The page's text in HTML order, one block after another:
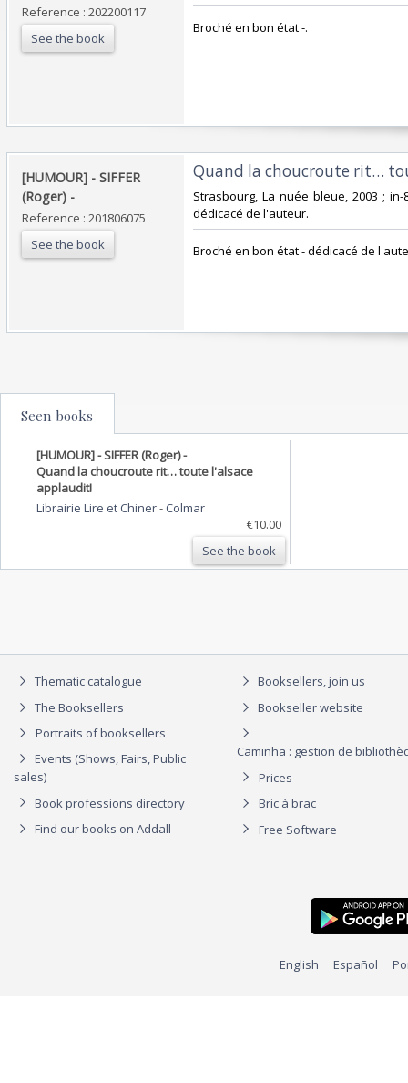
Reference : 202200117
See the book
‎Broché en bon état -.‎
‎[HUMOUR] - SIFFER
(Roger) - ‎
Reference : 201806075
See the book
‎Quand la choucroute rit…
‎Strasbourg, La nuée bleue, 2003 ;
dédicacé de l'auteur.‎
‎Broché en bon état - dédicacé de
Seen books
[HUMOUR] - SIFFER (Roger) -
Quand la choucroute rit… toute l'alsace
applaudit!
Librairie Lire et Chiner- Colmar
€10.00
See the book
Thematic catalogue
The Booksellers
Portraits of booksellers
Events (Shows, Fairs, Public
sales)
Book professions directory
Find our books on Addall
Booksellers, join us
Bookseller website
Caminha : gestion de
Prices
Bric à brac
Free Software
English Español